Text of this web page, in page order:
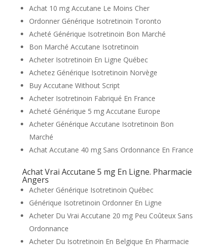
Achat 10 mg Accutane Le Moins Cher
Ordonner Générique Isotretinoin Toronto
Acheté Générique Isotretinoin Bon Marché
Bon Marché Accutane Isotretinoin
Acheter Isotretinoin En Ligne Québec
Achetez Générique Isotretinoin Norvège
Buy Accutane Without Script
Acheter Isotretinoin Fabriqué En France
Acheté Générique 5 mg Accutane Europe
Acheter Générique Accutane Isotretinoin Bon
Marché
Achat Accutane 40 mg Sans Ordonnance En France
Achat Vrai Accutane 5 mg En Ligne. Pharmacie
Angers
Acheter Générique Isotretinoin Québec
Générique Isotretinoin Ordonner En Ligne
Acheter Du Vrai Accutane 20 mg Peu Coûteux Sans
Ordonnance
Acheter Du Isotretinoin En Belgique En Pharmacie